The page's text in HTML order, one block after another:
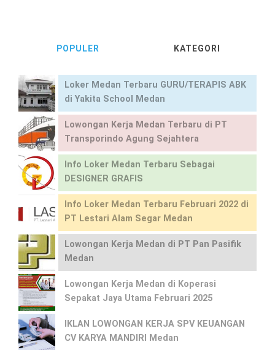
POPULER KATEGORI
Loker Medan Terbaru GURU/TERAPIS ABK
di Yakita School Medan
Lowongan Kerja Medan Terbaru di PT
Transporindo Agung Sejahtera
Info Loker Medan Terbaru Sebagai
DESIGNER GRAFIS
Info Loker Medan Terbaru Februari 2022 di
PT Lestari Alam Segar Medan
Lowongan Kerja Medan di PT Pan Pasifik
Medan
Lowongan Kerja Medan di Koperasi
Sepakat Jaya Utama Februari 2025
IKLAN LOWONGAN KERJA SPV KEUANGAN
CV KARYA MANDIRI Medan